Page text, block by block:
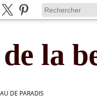
la
DE PARADIS